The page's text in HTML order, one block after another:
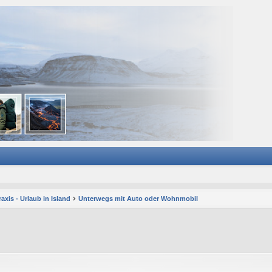
- Urlaub in Island Unterwegs mit Auto oder Wohnmobil